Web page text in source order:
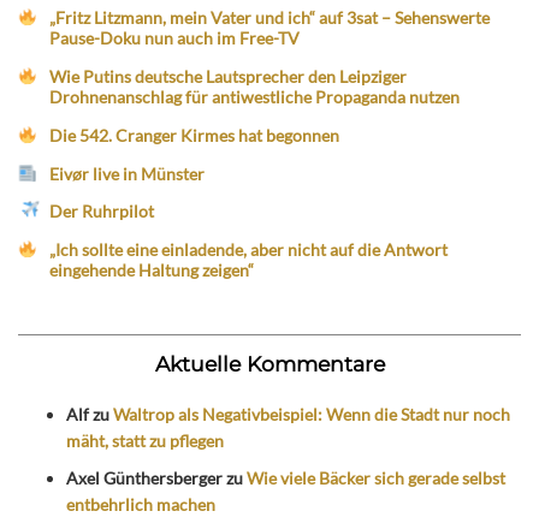
„Fritz Litzmann, mein Vater und ich“ auf 3sat – Sehenswerte
Pause-Doku nun auch im Free-TV
Wie Putins deutsche Lautsprecher den Leipziger
Drohnenanschlag für antiwestliche Propaganda nutzen
Die 542. Cranger Kirmes hat begonnen
Eivør live in Münster
Der Ruhrpilot
„Ich sollte eine einladende, aber nicht auf die Antwort
eingehende Haltung zeigen“
Aktuelle Kommentare
AlfzuWaltrop als Negativbeispiel: Wenn die Stadt nur noch
mäht, statt zu pflegen
Axel GünthersbergerzuWie viele Bäcker sich gerade selbst
entbehrlich machen